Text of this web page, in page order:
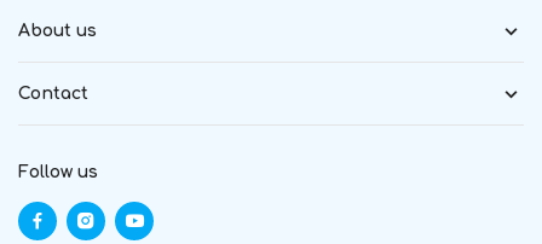
About us
Contact
Follow us